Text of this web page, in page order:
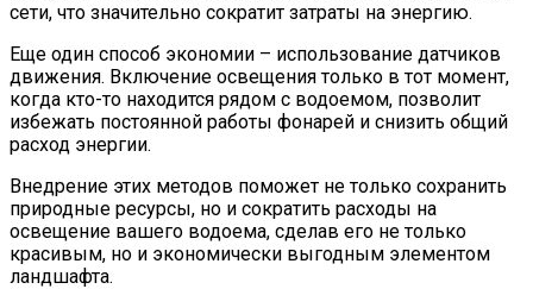
сети, что значительно сократит затраты на энергию.
Еще один способ экономии – использование датчиков
движения. Включение освещения только в тот момент,
когда кто-то находится рядом с водоемом, позволит
избежать постоянной работы фонарей и снизить общий
расход энергии.
Внедрение этих методов поможет не только сохранить
природные ресурсы, но и сократить расходы на
освещение вашего водоема, сделав его не только
красивым, но и экономически выгодным элементом
ландшафта.